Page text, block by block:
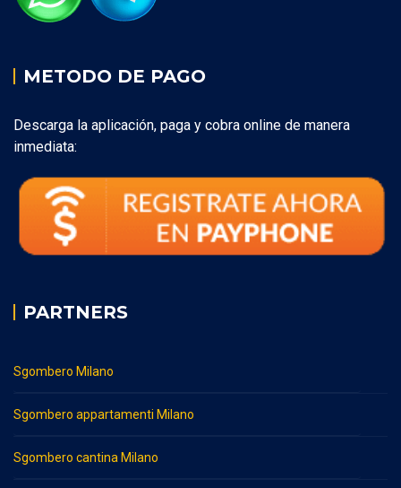
METODO DE PAGO
Descarga la aplicación, paga y cobra online de manera
inmediata:
PARTNERS
Sgombero Milano
Sgombero appartamenti Milano
Sgombero cantina Milano